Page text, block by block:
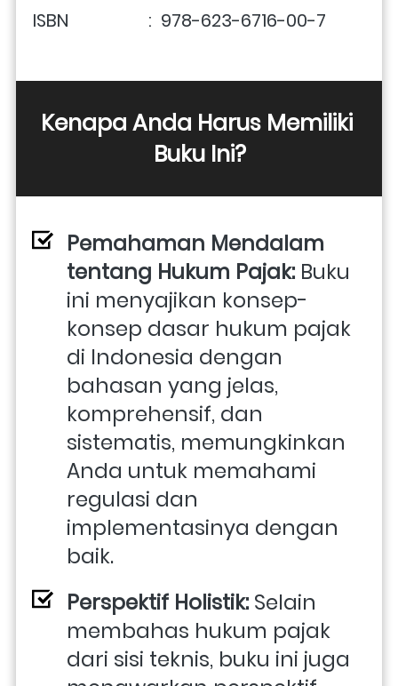
ISBN                  :  978-623-6716-00-7
Kenapa Anda Harus Memiliki
Buku Ini?
Pemahaman Mendalam
tentang Hukum Pajak: Buku
ini menyajikan konsep-
konsep dasar hukum pajak
di Indonesia dengan
bahasan yang jelas,
komprehensif, dan
sistematis, memungkinkan
Anda untuk memahami
regulasi dan
implementasinya dengan
baik.
Perspektif Holistik: Selain
membahas hukum pajak
dari sisi teknis, buku ini juga